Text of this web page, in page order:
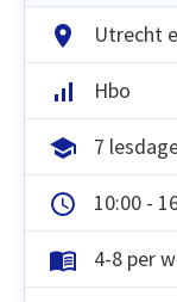
Utrecht
Hbo
7
10:00 -
4-8 per